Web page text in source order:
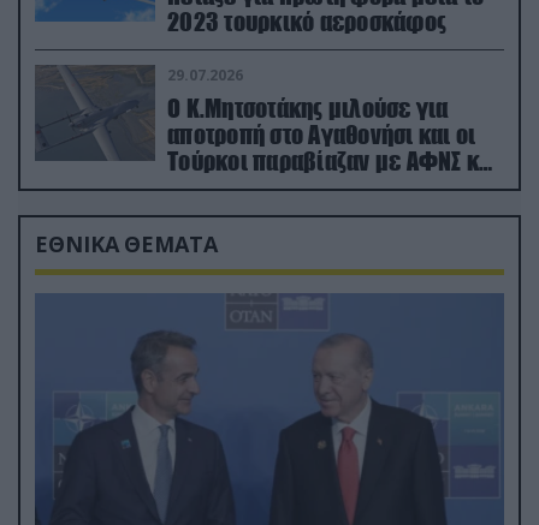
2023 τουρκικό αεροσκάφος
29.07.2026
Ο Κ.Μητσοτάκης μιλούσε για
αποτροπή στο Αγαθονήσι και οι
Τούρκοι παραβίαζαν με ΑΦΝΣ και
drone
ΕΘΝΙΚΑ ΘΕΜΑΤΑ